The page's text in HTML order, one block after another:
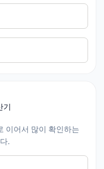
이어서 많이 확인하는
.